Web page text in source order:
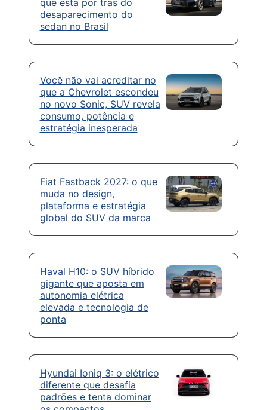
que está por trás do
desaparecimento do
sedan no Brasil
Você não vai acreditar no
que a Chevrolet escondeu
no novo Sonic, SUV revela
consumo, potência e
estratégia inesperada
Fiat Fastback 2027: o que
muda no design,
plataforma e estratégia
global do SUV da marca
Haval H10: o SUV híbrido
gigante que aposta em
autonomia elétrica
elevada e tecnologia de
ponta
Hyundai Ioniq 3: o elétrico
diferente que desafia
padrões e tenta dominar